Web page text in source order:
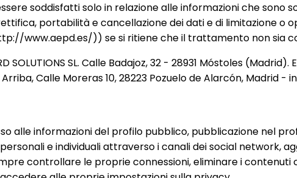
soddisfatti solo in relazione alle informazioni che sono
portabilità e cancellazione dei dati e di limitazione
www.aepd.es/)) se si ritiene che il trattamento non sia
SL. Calle Badajoz, 32 - 28931 Móstoles
Calle Moreras 10, 28223 Pozuelo de Alarcón, Madrid -
alle informazioni del profilo pubblico, pubblicazione nel
personali e individuali attraverso i canali dei social
controllare le proprie connessioni, eliminare i